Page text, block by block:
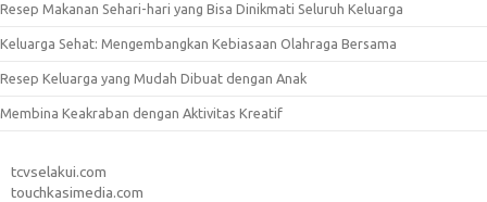
Resep Makanan Sehari-hari yang Bisa Dinikmati Seluruh Keluarga
Keluarga Sehat: Mengembangkan Kebiasaan Olahraga Bersama
Resep Keluarga yang Mudah Dibuat dengan Anak
Membina Keakraban dengan Aktivitas Kreatif
tcvselakui.com
touchkasimedia.com